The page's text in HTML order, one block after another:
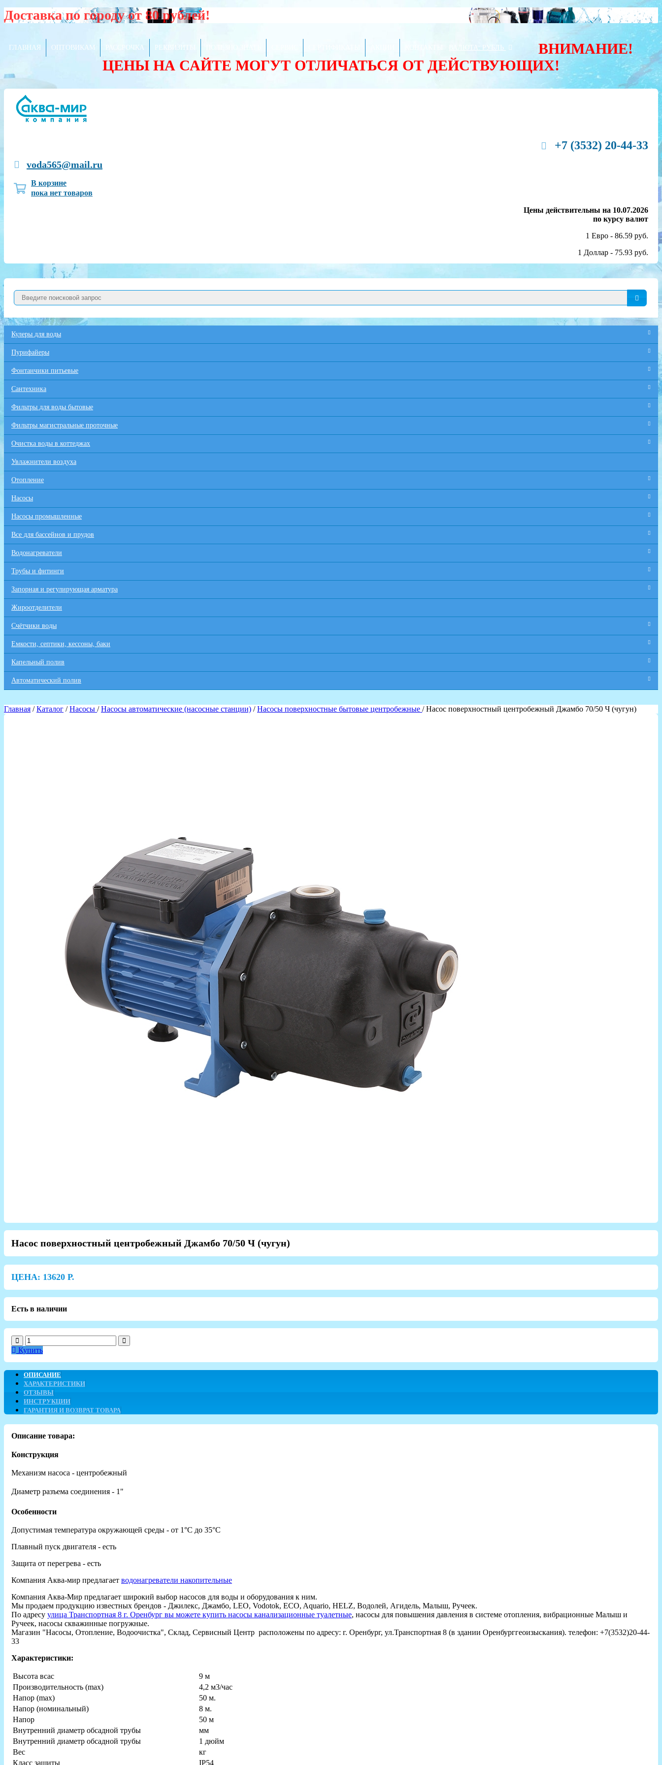
Доставка по городу от 80 рублей!
ГЛАВНАЯ ОПТОВИКАМ РАССРОЧКА РЕКВИЗИТЫ ВАЛЮТА: РУБЛЬ
ВНИМАНИЕ!
ЦЕНЫ НА САЙТЕ МОГУТ ОТЛИЧАТЬСЯ ОТ ДЕЙСТВУЮЩИХ!
+7 (3532) 20-44-33
voda565@mail.ru
В корзине
пока нет товаров
Цены действительны на 10.07.2026
по курсу валют
1 Евро - 86.59 руб.
1 Доллар - 75.93 руб.
Кулеры для воды
Пурифайеры
Фонтанчики питьевые
Сантехника
Фильтры для воды бытовые
Фильтры магистральные проточные
Очистка воды в коттеджах
Увлажнители воздуха
Отопление
Насосы
Насосы промышленные
Все для бaссейнов и прудов
Водонагреватели
Трубы и фитинги
Запорная и регулирующая арматура
Жироотделители
Счётчики воды
Емкости, септики, кессоны, баки
Капельный полив
Автоматический полив
Главная /Каталог /Насосы /Насосы автоматические (насосные станции) /Насосы поверхностные бытовые центробежные / Насос поверхностный центробежный Джамбо 70/50 Ч (чугун)
Насос поверхностный центробежный Джамбо 70/50 Ч (чугун)
ЦЕНА: 13620 Р.
Есть в наличии
Купить
ОПИСАНИЕ
ХАРАКТЕРИСТИКИ
ОТЗЫВЫ
ИНСТРУКЦИИ
ГАРАНТИЯ И ВОЗВРАТ ТОВАРА
Описание товара:
Конструкция
Механизм насоса - центробежный
Диаметр разъема соединения - 1"
Особенности
Допустимая температура окружающей среды - от 1°C до 35°C
Плавный пуск двигателя - есть
Защита от перегрева - есть
Компания Аква-мир предлагает водонагреватели накопительные
Компания Аква-Мир предлагает широкий выбор насосов для воды и оборудования к ним.
Мы продаем продукцию известных брендов - Джилекс, Джамбо, LEO, Vodotok, ECO, Aquario, HELZ, Водолей, Агидель, Малыш, Ручеек.
По адресу улица Транспортная 8 г. Оренбург вы можете купить насосы канализационные туалетные, насосы для повышения давления в системе отопления, вибрационные Малыш и
Ручеек, насосы скважинные погружные.
Магазин "Насосы, Отопление, Водоочистка", Склад, Сервисный Центр расположены по адресу: г. Оренбург, ул.Транспортная 8 (в здании Оренбурггеоизыскания). телефон: +7(3532)20-44-
33
Характеристики:
Высота всас
9 м
Производительность (max)
4,2 м3/час
Напор (max)
50 м.
Напор (номинальный)
8 м.
Hапор
50 м
Внутренний диаметр обсадной трубы
мм
Внутренний диаметр обсадной трубы
1 дюйм
Вес
кг
Класс защиты
IP54